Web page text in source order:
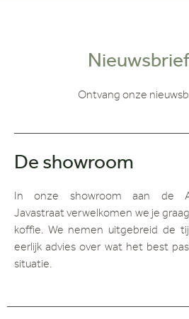
Ontvang onze
De showroom
In onze showroom aan de
Javastraat verwelkomen we je
koffie. We nemen uitgebreid de
eerlijk advies over wat het best
situatie.